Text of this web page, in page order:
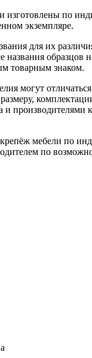
изготовлены по
экземпляре.
для их
названия образцов
товарным знаком.
могут
и производителями
мебели по
по